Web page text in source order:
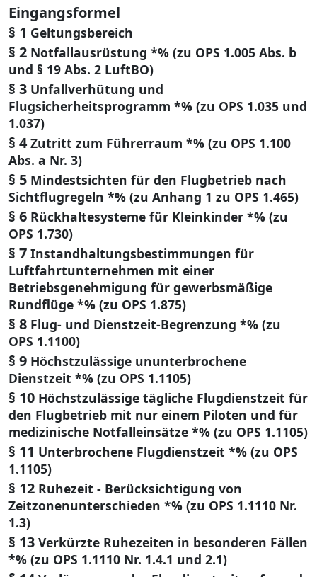
Eingangsformel
§ 1 Geltungsbereich
§ 2 Notfallausrüstung *% (zu OPS 1.005 Abs. b
und § 19 Abs. 2 LuftBO)
§ 3 Unfallverhütung und
Flugsicherheitsprogramm *% (zu OPS 1.035 und
1.037)
§ 4 Zutritt zum Führerraum *% (zu OPS 1.100
Abs. a Nr. 3)
§ 5 Mindestsichten für den Flugbetrieb nach
Sichtflugregeln *% (zu Anhang 1 zu OPS 1.465)
§ 6 Rückhaltesysteme für Kleinkinder *% (zu
OPS 1.730)
§ 7 Instandhaltungsbestimmungen für
Luftfahrtunternehmen mit einer
Betriebsgenehmigung für gewerbsmäßige
Rundflüge *% (zu OPS 1.875)
§ 8 Flug- und Dienstzeit-Begrenzung *% (zu
OPS 1.1100)
§ 9 Höchstzulässige ununterbrochene
Dienstzeit *% (zu OPS 1.1105)
§ 10 Höchstzulässige tägliche Flugdienstzeit für
den Flugbetrieb mit nur einem Piloten und für
medizinische Notfalleinsätze *% (zu OPS 1.1105)
§ 11 Unterbrochene Flugdienstzeit *% (zu OPS
1.1105)
§ 12 Ruhezeit - Berücksichtigung von
Zeitzonenunterschieden *% (zu OPS 1.1110 Nr.
1.3)
§ 13 Verkürzte Ruhezeiten in besonderen Fällen
*% (zu OPS 1.1110 Nr. 1.4.1 und 2.1)